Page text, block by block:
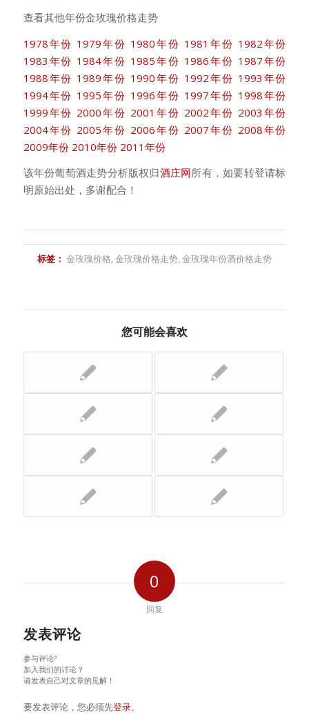
查看其他年份金玫瑰价格走势
1978年份 1979年份 1980年份 1981年份 1982年份
1983年份 1984年份 1985年份 1986年份 1987年份
1988年份 1989年份 1990年份 1992年份 1993年份
1994年份 1995年份 1996年份 1997年份 1998年份
1999年份 2000年份 2001年份 2002年份 2003年份
2004年份 2005年份 2006年份 2007年份 2008年份
2009年份 2010年份 2011年份
该年份葡萄酒走势分析版权归酒庄网所有，如要转登请标
明原始出处，多谢配合！
标签： 金玫瑰价格,金玫瑰价格走势,金玫瑰年份酒价格走势
您可能会喜欢
0
回复
发表评论
参与评论?
加入我们的讨论？
请发表自己对文章的见解！
要发表评论，您必须先登录。